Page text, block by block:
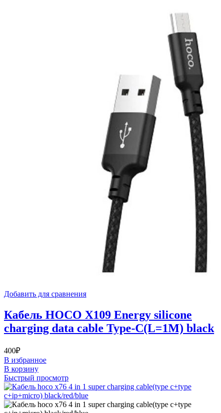
Добавить для сравнения
Кабель HOCO X109 Energy silicone
charging data cable Type-C(L=1M) black
400₽
В избранное
В корзину
Быстрый просмотр